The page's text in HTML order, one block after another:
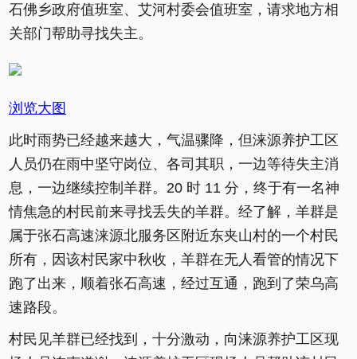
石佛乡政府值班室、艾河村委会值班室，请求地方相
关部门帮助寻找失主。
浏览大图
此时雨势已经越来越大，气温骤降，但涞源养护工区
人员仍在雨中坚守岗位、各司其职，一边等待失主消
息，一边继续控制羊群。20 时 11 分，终于有一名神
情焦急的村民前来寻找丢失的羊群。经了解，羊群是
属于张石高速涞源北服务区附近东夹山村的一个村民
所有，因该村民家中秋收，羊群在无人看管的情况下
跑了出来，顺着张石高速，经过互通，跑到了荣乌高
速路段。
村民见羊群已经找到，十分激动，向涞源养护工区现